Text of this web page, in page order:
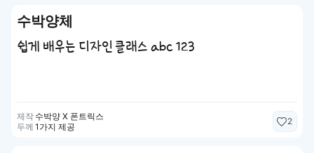
수박양체
쉽게 배우는 디자인 클래스 abc 123
제작 수박양 X 폰트릭스
두께 1가지 제공
2